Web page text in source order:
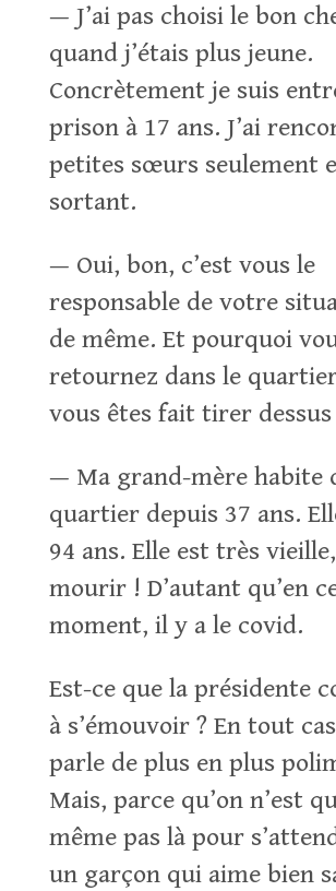
— J’ai pas choisi le bon
quand j’étais plus jeune.
Concrètement je suis
prison à 17 ans. J’ai
petites sœurs seulement
sortant.
— Oui, bon, c’est vous le
responsable de votre
de même. Et pourquoi
retournez dans le
vous êtes fait tirer dessus
— Ma grand-mère habite
quartier depuis 37 ans.
94 ans. Elle est très
mourir ! D’autant qu’en
moment, il y a le covid.
Est-ce que la présidente
à s’émouvoir ? En tout
parle de plus en plus
Mais, parce qu’on n’est
même pas là pour
un garçon qui aime bien